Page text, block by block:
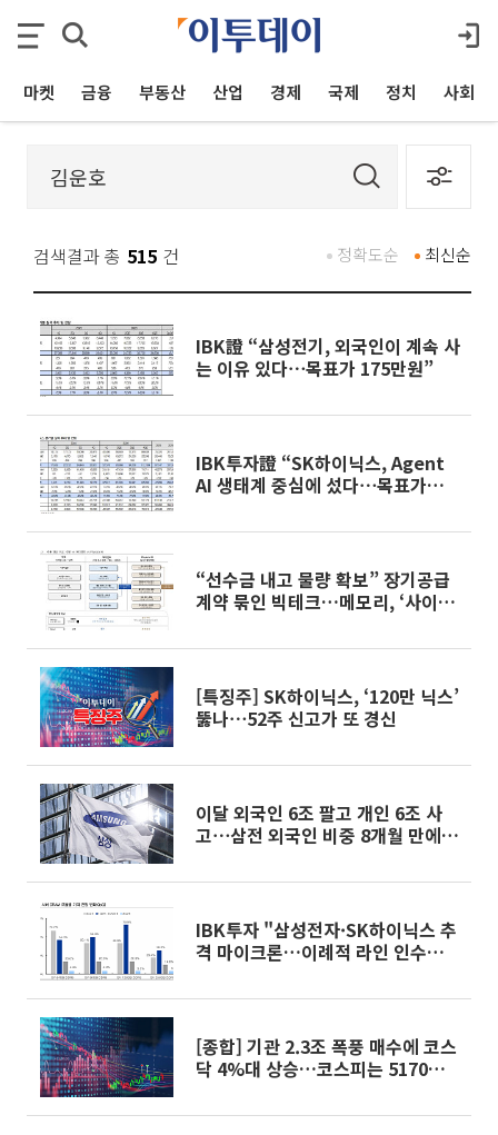
마켓 금융 부동산 산업 경제 국제 정치 사회
검색결과 총 515 건 최신순
정확도순
IBK證 “삼성전기, 외국인이 계속 사
는 이유 있다⋯목표가 175만원”
IBK투자證 “SK하이닉스, Agent
AI 생태계 중심에 섰다⋯목표가
“선수금 내고 물량 확보” 장기공급
계약 묶인 빅테크…메모리, ‘사이클’
[특징주] SK하이닉스, ‘120만 닉스’
뚫나⋯52주 신고가 또 경신
이달 외국인 6조 팔고 개인 6조 사
고⋯삼전 외국인 비중 8개월 만에
IBK투자 "삼성전자·SK하이닉스 추
격 마이크론…이례적 라인 인수로
[종합] 기관 2.3조 폭풍 매수에 코스
닥 4%대 상승…코스피는 5170선